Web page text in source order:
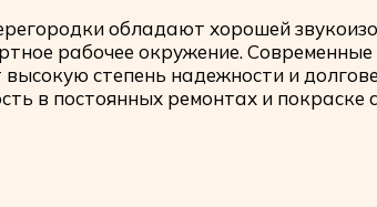
обладают хорошей
рабочее окружение. Современные
степень надежности и
в постоянных ремонтах и покраске